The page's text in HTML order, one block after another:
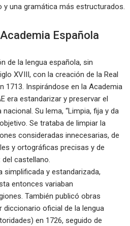
y una gramática más estructurados.
Española
de la lengua española, sin
XVIII, con la creación de la Real
1713. Inspirándose en la Academia
era estandarizar y preservar el
Su lema, “Limpia, fija y da
Se trataba de limpiar la
consideradas innecesarias, de
y ortográficas precisas y de
del castellano.
simplificada y estandarizada,
entonces variaban
También publicó obras
oficial de la lengua
en 1726, seguido de